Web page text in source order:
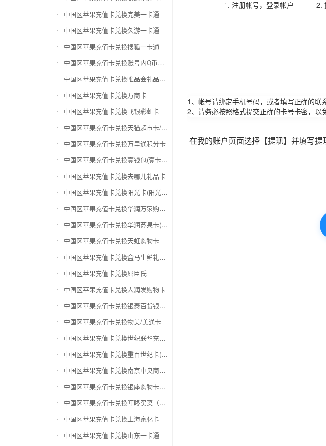
中国区苹果充值卡兑换完美一卡通
中国区苹果充值卡兑换久游一卡通
中国区苹果充值卡兑换搜狐一卡通
中国区苹果充值卡兑换账号内Q币寄售（维护中）
中国区苹果充值卡兑换唯品会礼品卡(唯品卡)
中国区苹果充值卡兑换万商卡
中国区苹果充值卡兑换飞银彩虹卡
中国区苹果充值卡兑换天猫超市卡/享淘卡
中国区苹果充值卡兑换万里通积分卡
中国区苹果充值卡兑换壹钱包(壹卡会)
中国区苹果充值卡兑换去哪儿礼品卡
中国区苹果充值卡兑换阳光卡(阳光爱车)
中国区苹果充值卡兑换华润万家购物卡
中国区苹果充值卡兑换华润苏果卡(苏果超市卡)（维护 请暂停提交）
中国区苹果充值卡兑换天虹购物卡
中国区苹果充值卡兑换盒马生鲜礼品卡
中国区苹果充值卡兑换屈臣氏
中国区苹果充值卡兑换大润发购物卡
中国区苹果充值卡兑换银泰百货银泰卡
中国区苹果充值卡兑换物美/美通卡
中国区苹果充值卡兑换世纪联华充值卡(杭州联华)
中国区苹果充值卡兑换重百世纪卡(重庆百货)
中国区苹果充值卡兑换南京中央商场购物卡
中国区苹果充值卡兑换银座购物卡（黑卡）
中国区苹果充值卡兑换叮咚买菜（限通用礼品卡）
中国区苹果充值卡兑换上海家化卡
中国区苹果充值卡兑换山东一卡通
1. 注册帐号，登录帐户 2.
1、帐号请绑定手机号码，或者填写正确的联
2、请务必按照格式提交正确的卡号卡密，以
在我的账户页面选择【提现】并填写